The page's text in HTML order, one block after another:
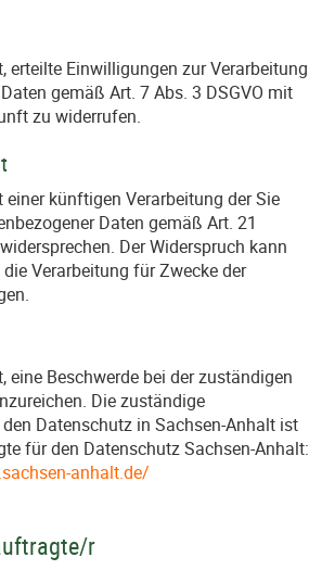
erteilte Einwilligungen zur Verarbeitung
gemäß Art. 7 Abs. 3 DSGVO mit
zu widerrufen.
einer künftigen Verarbeitung der Sie
Daten gemäß Art. 21
Der Widerspruch kann
Verarbeitung für Zwecke der
eine Beschwerde bei der zuständigen
Die zuständige
Datenschutz in Sachsen-Anhalt ist
für den Datenschutz Sachsen-Anhalt:
anhalt.de/
r